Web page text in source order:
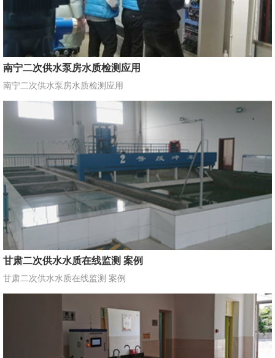
南宁二次供水泵房水质检测应用
南宁二次供水泵房水质检测应用
甘肃二次供水水质在线监测 案例
甘肃二次供水水质在线监测 案例